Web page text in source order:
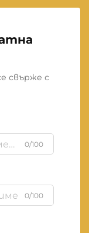
свърже с
0/100
0/100